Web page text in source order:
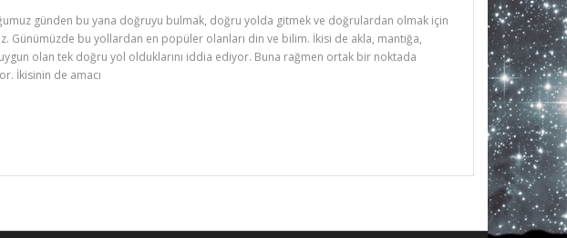
günden bu yana doğruyu bulmak, doğru yolda gitmek ve doğrulardan olmak için
Günümüzde bu yollardan en popüler olanları din ve bilim. İkisi de akla, mantığa,
olan tek doğru yol olduklarını iddia ediyor. Buna rağmen ortak bir noktada
İkisinin de amacı